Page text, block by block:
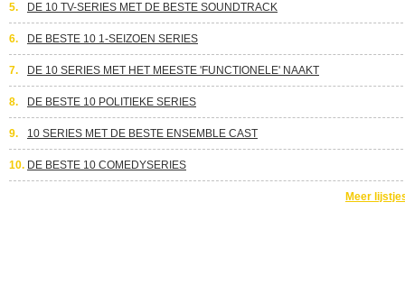
5. DE 10 TV-SERIES MET DE BESTE SOUNDTRACK
6. DE BESTE 10 1-SEIZOEN SERIES
7. DE 10 SERIES MET HET MEESTE 'FUNCTIONELE' NAAKT
8. DE BESTE 10 POLITIEKE SERIES
9. 10 SERIES MET DE BESTE ENSEMBLE CAST
10. DE BESTE 10 COMEDYSERIES
Meer